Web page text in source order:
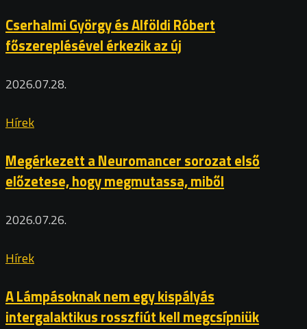
Cserhalmi György és Alföldi Róbert
főszereplésével érkezik az új
2026.07.28.
Hírek
Megérkezett a Neuromancer sorozat első
előzetese, hogy megmutassa, miből
2026.07.26.
Hírek
A Lámpásoknak nem egy kispályás
intergalaktikus rosszfiút kell megcsípniük